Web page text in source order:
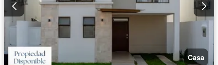
Casa